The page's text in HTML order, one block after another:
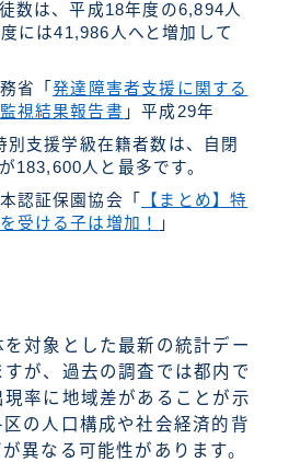
数は、平成18年度の6,894人
には41,986人へと増加して
省「発達障害者支援に関する
視結果報告書 」平成29年
別支援学級在籍者数は、自閉
183,600人と最多です。
認証保園協会「
【まとめ】特
受ける子は増加！
」
対象とした最新の統計デー
が、過去の調査では都内で
率に地域差があることが示
の人口構成や社会経済的背
異なる可能性があります。